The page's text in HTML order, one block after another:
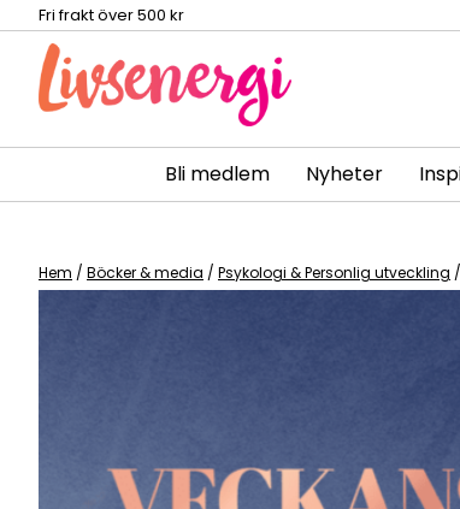
content
Fri frakt över 500 kr
Bli medlem Nyheter
Hem / Böcker & media / Psykologi & Personlig utveckling